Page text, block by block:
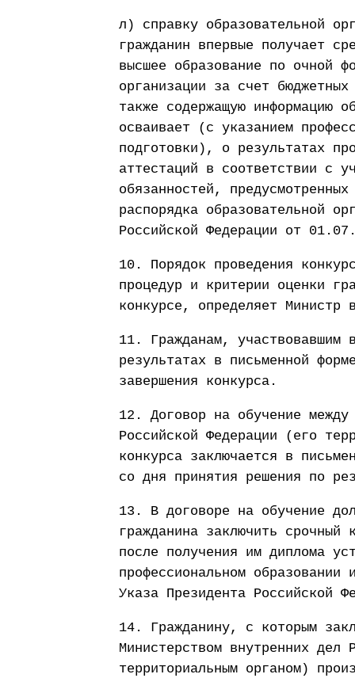
л) справку образовательной
гражданин впервые получает
высшее образование по очной
организации за счет
также содержащую информацию
осваивает (с указанием
подготовки), о результатах
аттестаций в соответствии с
обязанностей,
распорядка образовательной
Российской Федерации от
10. Порядок проведения
процедур и критерии оценки
конкурсе, определяет Министр
11. Гражданам, участвовавшим
результатах в письменной
завершения конкурса.
12. Договор на обучение между
Российской Федерации (его
конкурса заключается в
со дня принятия решения по
13. В договоре на обучение
гражданина заключить
после получения им диплома
профессиональном
Указа Президента
14. Гражданину, с которым
Министерством внутренних дел
территориальным органом)